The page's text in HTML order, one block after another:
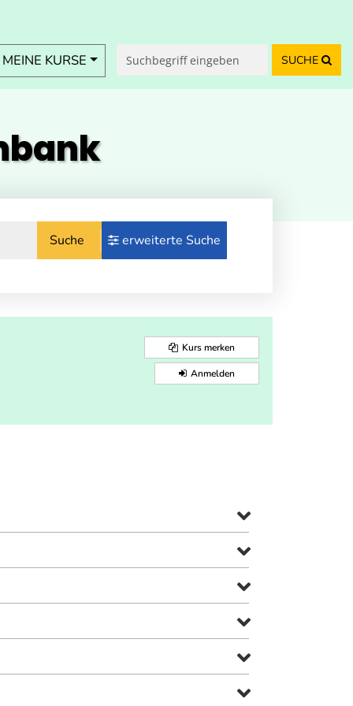
KURSE SUCHE
Suche erweiterte Suche
Kurs merken
Anmelden